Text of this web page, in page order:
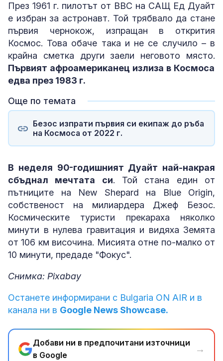
През 1961 г. пилотът от ВВС на САЩ Ед Дуайт
е избран за астронавт. Той трябвало да стане
първия чернокож, изпращан в открития
Космос. Това обаче така и не се случило – в
крайна сметка други заели неговото място.
Първият афроамериканец излиза в Космоса
едва през 1983 г.
Още по темата
Безос изпрати първия си екипаж до ръба
на Космоса от 2022 г.
В неделя 90-годишният Дуайт най-накрая
сбъднал мечтата си. Той стана един от
пътниците на New Shepard на Blue Origin,
собственост на милиардера Джеф Безос.
Космическите туристи прекараха няколко
минути в нулева гравитация и видяха Земята
от 106 км височина. Мисията отне по-малко от
10 минути, предаде "Фокус".
Снимка: Pixabay
Останете информирани с Bulgaria ON AIR и в
канала ни в Google News Showcase.
Добави ни в предпочитани източници
в Google
→